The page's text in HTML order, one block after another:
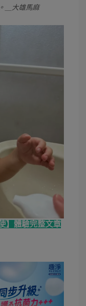
＿大雄馬麻
】體驗完整文章